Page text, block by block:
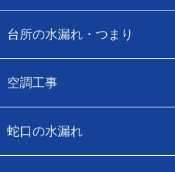
台所の水漏れ・つまり
空調工事
蛇口の水漏れ